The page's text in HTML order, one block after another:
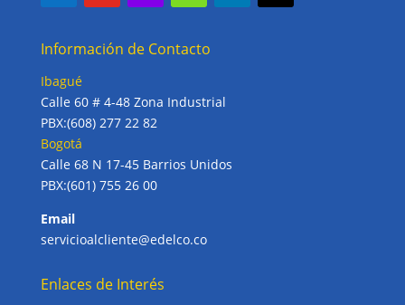
Información de Contacto
Ibagué
Calle 60 # 4-48 Zona Industrial
PBX:(608) 277 22 82
Bogotá
Calle 68 N 17-45 Barrios Unidos
PBX:(601) 755 26 00
Email
servicioalcliente@edelco.co
Enlaces de Interés